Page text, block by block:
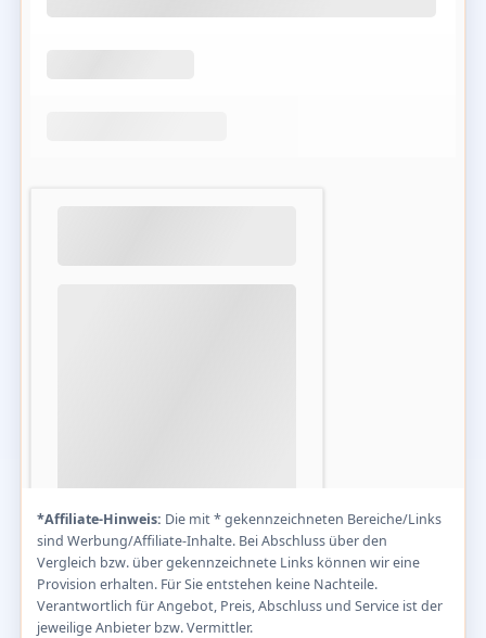
*Affiliate-Hinweis: Die mit * gekennzeichneten Bereiche/Links
sind Werbung/Affiliate-Inhalte. Bei Abschluss über den
Vergleich bzw. über gekennzeichnete Links können wir eine
Provision erhalten. Für Sie entstehen keine Nachteile.
Verantwortlich für Angebot, Preis, Abschluss und Service ist der
jeweilige Anbieter bzw. Vermittler.